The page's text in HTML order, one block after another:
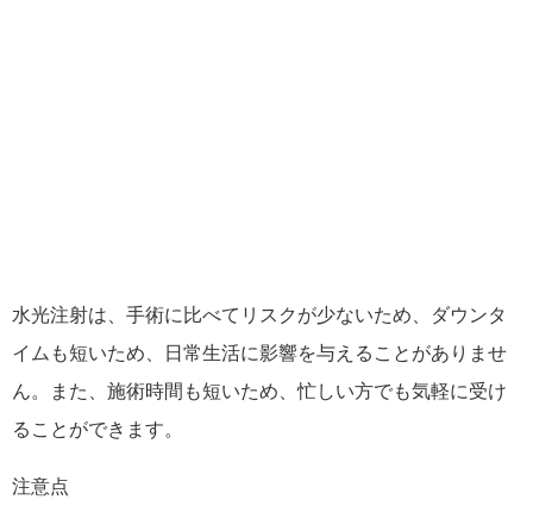
水光注射は、手術に比べてリスクが少ないため、ダウンタ
イムも短いため、日常生活に影響を与えることがありませ
ん。また、施術時間も短いため、忙しい方でも気軽に受け
ることができます。
注意点